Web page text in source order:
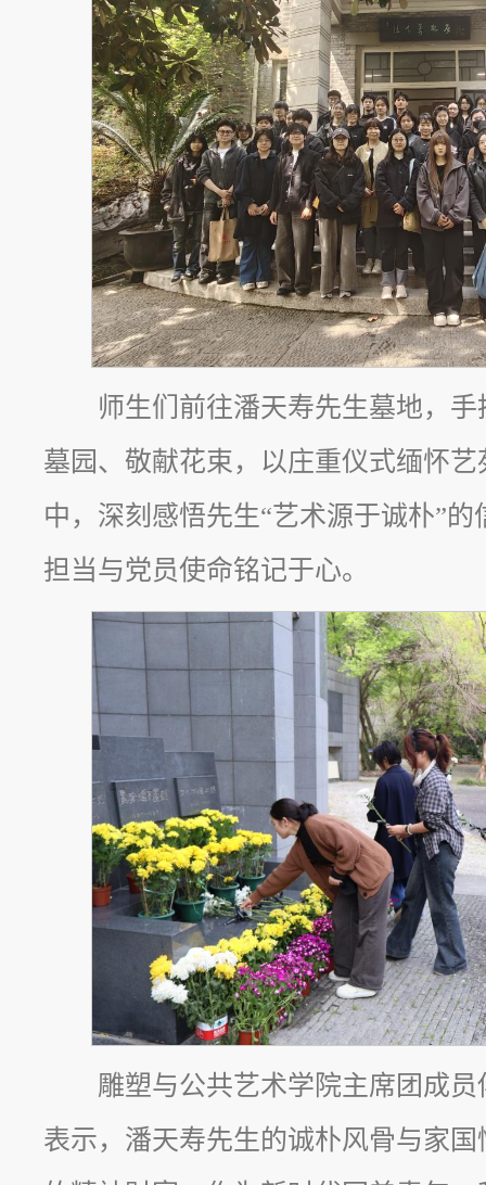
师生们前往潘天寿先生墓地，
墓园、敬献花束，以庄重仪式缅怀
中，深刻感悟先生“艺术源于诚朴”
担当与党员使命铭记于心。
雕塑与公共艺术学院主席团成
表示，潘天寿先生的诚朴风骨与家